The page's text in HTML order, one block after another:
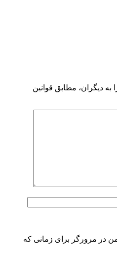
به ديگران، مطابق قوانين
در مرورگر برای زمانی که